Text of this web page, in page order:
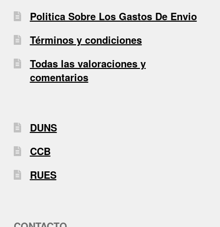
Politica Sobre Los Gastos De Envio
Términos y condiciones
Todas las valoraciones y
comentarios
DUNS
CCB
RUES